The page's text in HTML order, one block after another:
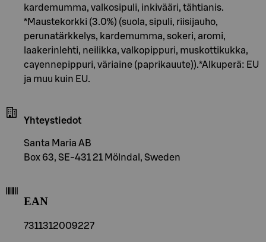
kardemumma, valkosipuli, inkivääri, tähtianis.
*Maustekorkki (3.0%) (suola, sipuli, riisijauho,
perunatärkkelys, kardemumma, sokeri, aromi,
laakerinlehti, neilikka, valkopippuri, muskottikukka,
cayennepippuri, väriaine (paprikauute)).*Alkuperä: EU
ja muu kuin EU.
Yhteystiedot
Santa Maria AB
Box 63, SE-431 21 Mölndal, Sweden
EAN
7311312009227